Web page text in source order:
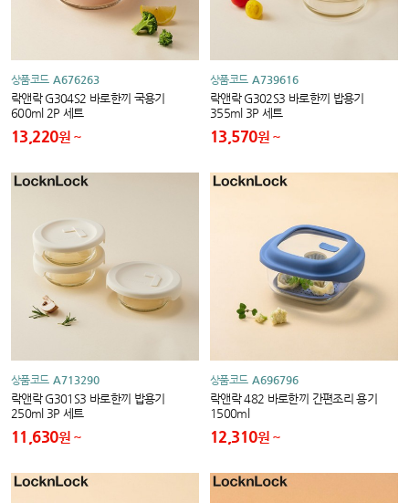
상품코드 A676263
락앤락 G304S2 바로한끼 국용기
600ml 2P 세트
13,220원
상품코드 A739616
락앤락 G302S3 바로한끼 밥용기
355ml 3P 세트
13,570원
상품코드 A713290
락앤락 G301S3 바로한끼 밥용기
250ml 3P 세트
11,630원
상품코드 A696796
락앤락 482 바로한끼 간편조리 용기
1500ml
12,310원